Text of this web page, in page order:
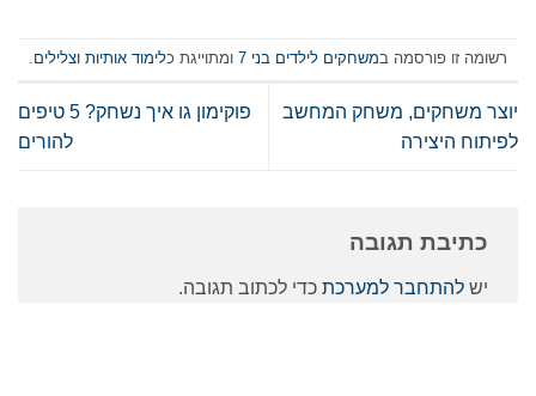
רשומה זו פורסמה במשחקים לילדים בני 7 ומתוייגת כלימוד אותיות וצלילים.
יוצר משחקים, משחק המחשב
לפיתוח היצירה
פוקימון גו איך נשחק? 5 טיפים
להורים
כתיבת תגובה
יש להתחבר למערכת כדי לכתוב תגובה.